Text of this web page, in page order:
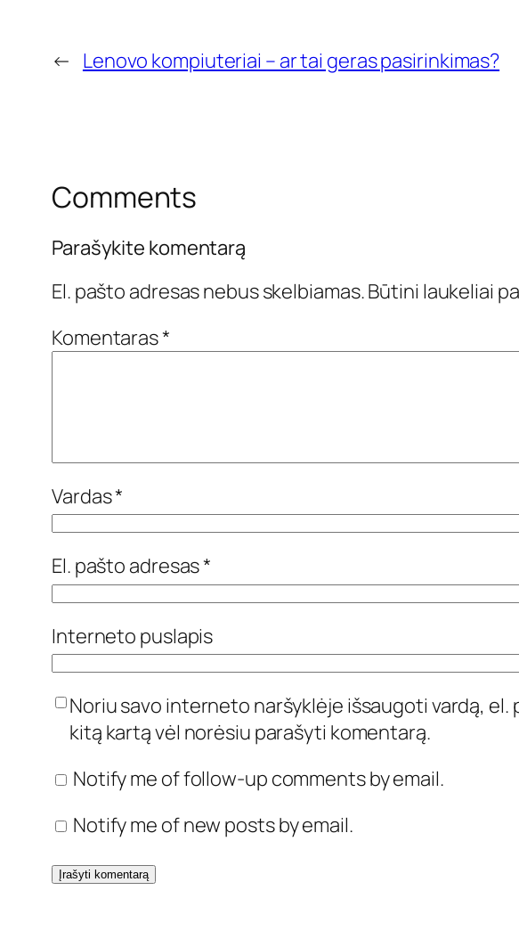
← Lenovo kompiuteriai – ar tai geras pasirinkimas?
Comments
Parašykite komentarą
El. pašto adresas nebus skelbiamas.Būtini laukeliai
Komentaras*
Vardas*
El. pašto adresas*
Interneto puslapis
Noriu savo interneto naršyklėje išsaugoti vardą,
kitą kartą vėl norėsiu parašyti komentarą.
Notify me of follow-up comments by email.
Notify me of new posts by email.